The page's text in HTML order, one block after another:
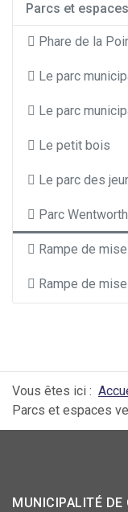
Parcs et
Phare de la
Le parc
Le parc
Le petit bois
Le parc des
Parc Wentworth
Rampe de
Rampe de
Vous êtes ici :
Parcs et espaces
MUNICIPALITÉ DE